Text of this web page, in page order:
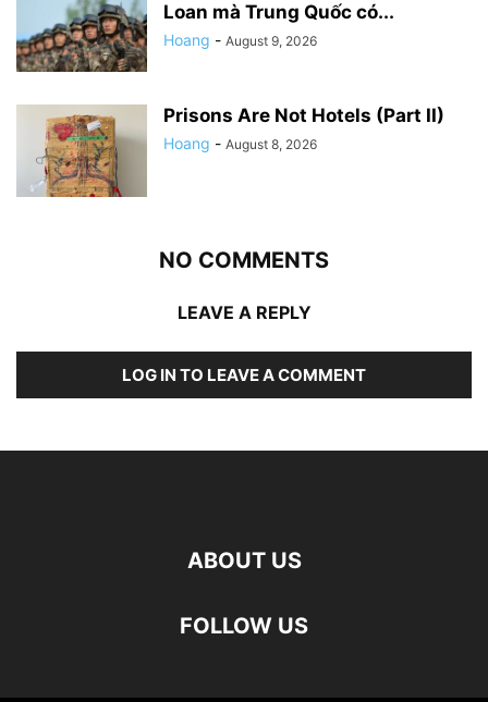
Loan mà Trung Quốc có...
Hoang - August 9, 2026
Prisons Are Not Hotels (Part II)
Hoang - August 8, 2026
NO COMMENTS
LEAVE A REPLY
LOG IN TO LEAVE A COMMENT
ABOUT US
FOLLOW US